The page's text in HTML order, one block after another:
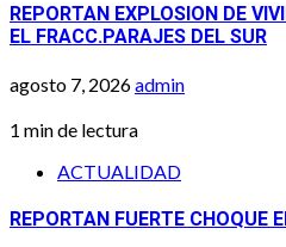
REPORTAN EXPLOSION DE
EL FRACC.PARAJES DEL SUR
agosto 7, 2026admin
1 min de lectura
ACTUALIDAD
REPORTAN FUERTE CHOQUE